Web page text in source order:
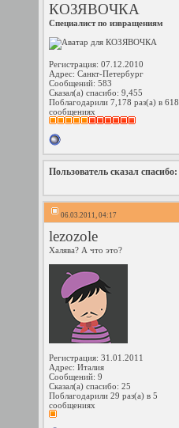
КОЗЯВОЧКА
Специалист по извращениям
Регистрация: 07.12.2010
Адрес: Санкт-Петербург
Сообщений: 583
Сказал(а) спасибо: 9,455
Поблагодарили 7,178 раз(а) в 618
сообщениях
Пользователь сказал cпасибо:
06.03.2011, 04:17
lezozole
Халява? А что это?
Регистрация: 31.01.2011
Адрес: Италия
Сообщений: 9
Сказал(а) спасибо: 25
Поблагодарили 29 раз(а) в 5
сообщениях